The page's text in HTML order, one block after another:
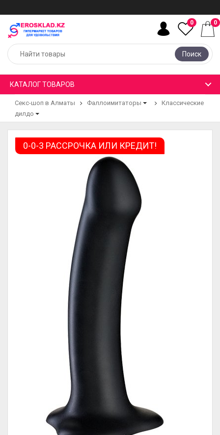
Поиск
0 0
КАТАЛОГ ТОВАРОВ
Секс-шоп в Алматы Фаллоимитаторы
Классические
дилдо
0-0-3 РАССРОЧКА ИЛИ КРЕДИТ!